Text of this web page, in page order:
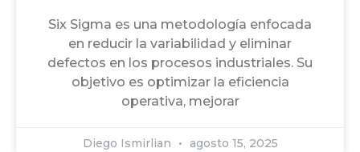
Six Sigma es una metodología enfocada
en reducir la variabilidad y eliminar
defectos en los procesos industriales. Su
objetivo es optimizar la eficiencia
operativa, mejorar
Diego Ismirlian agosto 15, 2025